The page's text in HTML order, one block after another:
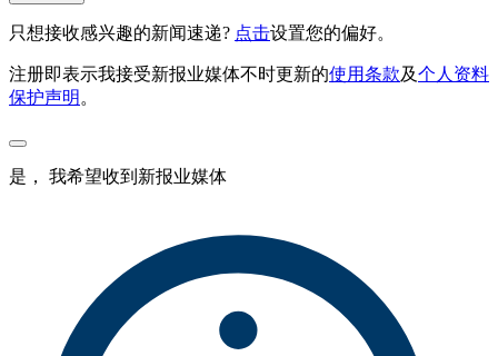
只想接收感兴趣的新闻速递? 点击设置您的偏好。
注册即表示我接受新报业媒体不时更新的使用条款及个人资料
保护声明 。
是， 我希望收到新报业媒体